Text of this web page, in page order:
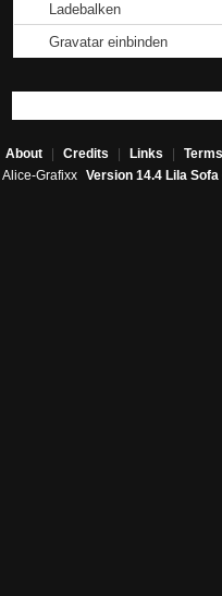
Ladebalken
Gravatar einbinden
About Credits Links
Alice-Grafixx Version 14.4 Lila